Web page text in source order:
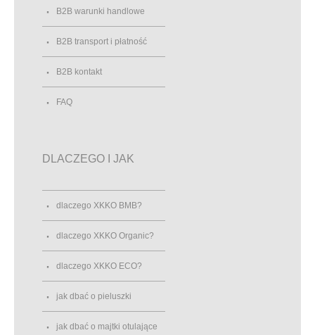
B2B warunki handlowe
B2B transport i płatność
B2B kontakt
FAQ
DLACZEGO I JAK
dlaczego XKKO BMB?
dlaczego XKKO Organic?
dlaczego XKKO ECO?
jak dbać o pieluszki
jak dbać o majtki otulające